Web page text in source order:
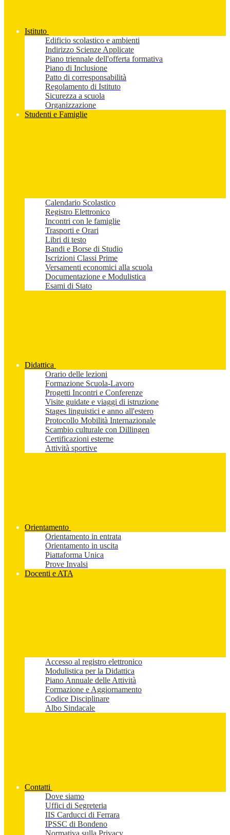
Istituto
Edificio scolastico e ambienti
Indirizzo Scienze Applicate
Piano triennale dell'offerta formativa
Piano di Inclusione
Patto di corresponsabilità
Regolamento di Istituto
Sicurezza a scuola
Organizzazione
Studenti e Famiglie
Calendario Scolastico
Registro Elettronico
Incontri con le famiglie
Trasporti e Orari
Libri di testo
Bandi e Borse di Studio
Iscrizioni Classi Prime
Versamenti economici alla scuola
Documentazione e Modulistica
Esami di Stato
Didattica
Orario delle lezioni
Formazione Scuola-Lavoro
Progetti Incontri e Conferenze
Visite guidate e viaggi di istruzione
Stages linguistici e anno all'estero
Protocollo Mobilità Internazionale
Scambio culturale con Dillingen
Certificazioni esterne
Attività sportive
Orientamento
Orientamento in entrata
Orientamento in uscita
Piattaforma Unica
Prove Invalsi
Docenti e ATA
Accesso al registro elettronico
Modulistica per la Didattica
Piano Annuale delle Attività
Formazione e Aggiornamento
Codice Disciplinare
Albo Sindacale
Contatti
Dove siamo
Uffici di Segreteria
IIS Carducci di Ferrara
IPSSC di Bondeno